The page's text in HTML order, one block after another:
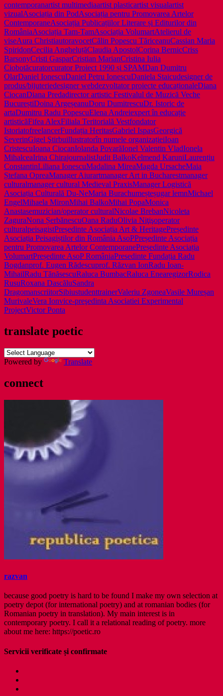
protestele
formale)
contemporanartist multimediaartist plasticartist visualartist
vizualAsociația din PodAsociația pentru Promovarea Artelor
ContemporaneAsociația Publicațiilor Literare și Editurilor din
RomâniaAsociația Tam-TamAsociația VolumartAtelierul de
viseAura ChristiautoravocetCălin Popescu TăriceanuCassian Maria
SpiridonCecilia AngheluțăClaudia ApostolCorina BernicCriss
BarsonyCristi GasparCristian MarianCristina Iulia
Ciobotăcuratorcurator Proiect 1990 și SPAMDan Dumitru
OlarDaniel IonescuDaniel Petru IonescuDaniela Staicudesigner de
produs/bijuteriedesigner webdezvoltator proiecte educaționaleDiana
CiocanDiana Predadirector artistic Festivalul de Muzică Veche
BucureștiDoina ArgeșeanuDoru DumitrescuDr. Istoric de
artaDumitru Radu PopescuElena Andreiexpert în educație
artisticăFifea AlexFiliala Teritorială Vestfondator
IstoriatofreelancerFundația HeritasGabriel IspasGeorgică
SeverinGigel Ştirbuillustratorîn numele organizațieiIoan
CristescuIoana CiocanIolanda PovarăIonel Valentin VladIonela
MihalceaIrina ChirajournalistJudit BalkoKelmend KaruniLaurențiu
ConstantinLiliana IonescuMadalina MireaMagda UrsacheMaia
Ștefana OpreaManager Aiurartmanager Art in Bucharestmanager
culturalmanager cultural Medieval PraxisManager Logistică
Asociația Culturală Du-NeMaria Burachumeșteșugar lemnMichael
EngelMihaela MironMihai BalkoMihai PopaMonica
Anastasemuzician/operator culturalNicolae BrebanNicoleta
ZaguraNona ȘerbănescuOana RaduOlivia Niţişoperator
culturalpeisagistPreședinte Asociația Art & HeritagePreședinte
Asociația Peisagiștilor din România AsoPPreședinte Asociația
pentru Promovarea Artelor ContemporanePreședinte Asociația
VolumartPreședinte AsoP RomâniaPresedinte Fundația Radu
Bogdanprof. Eugen Rădescuprof. Răzvan IonRadu Ioan-
MihailRadu TănăsescuRaluca BumbacRaluca EnearegizorRodica
RusuRoxana DascăluSandra
DragomanscriitorSibiustudenttrainerValeriu ZgoneaVasile Mureșan
MurivaleVera Ionvice-preşedinta Asociatiei Experimental
ProjectVictor Ponta
translate poetic
Powered by Translate
connect
razvan
because good poetry is hard to be found I make my own selection at
poetry depot (for international poetry) and at romanian bodies (for
Romanian poetry in translation). My main interest is in
contemporary poetry. I call it a relational reading of poetry. more
about me here: https://poetic.ro
Servicii verificate și confirmate